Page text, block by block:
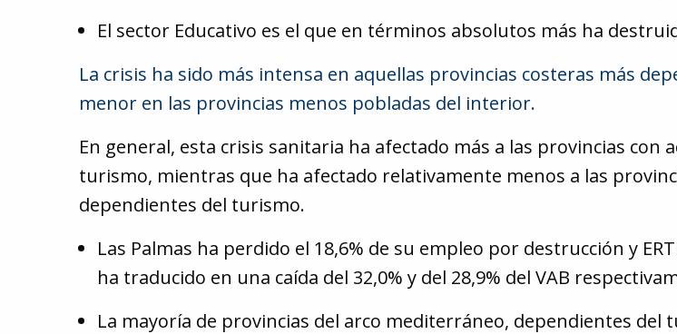
El sector Educativo es el que en términos absolutos más ha
La crisis ha sido más intensa en aquellas provincias costeras más
menor en las provincias menos pobladas del interior.
En general, esta crisis sanitaria ha afectado más a las provincias con
turismo, mientras que ha afectado relativamente menos a las
dependientes del turismo.
Las Palmas ha perdido el 18,6% de su empleo por destrucción y
ha traducido en una caída del 32,0% y del 28,9% del VAB
La mayoría de provincias del arco mediterráneo, dependientes del